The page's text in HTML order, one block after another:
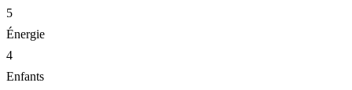
5
Énergie
4
Enfants